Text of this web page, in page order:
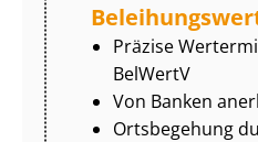
Präzise
BelWertV
Von Banken
Ortsbegehung